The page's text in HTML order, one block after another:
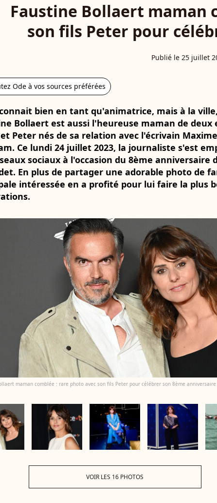
Faustine Bollaert maman
son fils Peter pour
Publié le 25 juillet
Ode à vos sources préférées
bien en tant qu'animatrice, mais à la
Bollaert est aussi l'heureuse maman de deux
Peter nés de sa relation avec l'écrivain Maxime
Ce lundi 24 juillet 2023, la journaliste s'est
sociaux à l'occasion du 8ème anniversaire
En plus de partager une adorable photo de
intéressée en a profité pour lui faire la plus
maman comblée : rare photo avec son fils Peter pour célébrer son 8ème anniversaire
VOIR LES 16 PHOTOS